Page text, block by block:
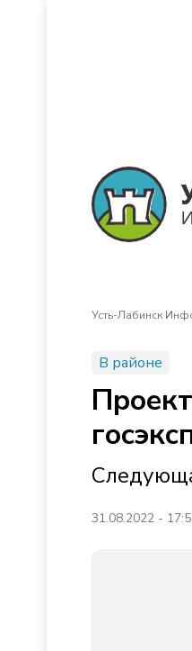
Усть-Лабинск
В районе
31.08.2022 -